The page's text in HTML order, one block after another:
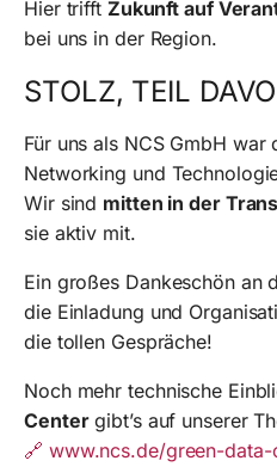
Hier trifft Zukunft auf
bei uns in der Region.
STOLZ, TEIL
Für uns als NCS GmbH war
Networking und
Wir sind mitten in der
sie aktiv mit.
Ein großes Dankeschön an
die Einladung und
die tollen Gespräche!
Noch mehr technische
Centergibt’s auf unserer
🔗 www.ncs.de/green-data-